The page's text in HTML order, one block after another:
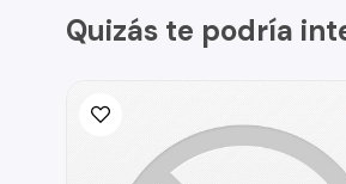
Quizás te podría